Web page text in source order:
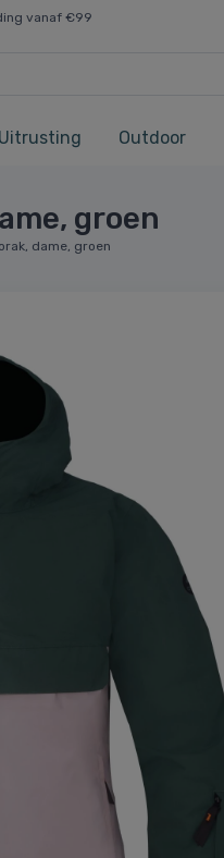
vanaf €99
Uitrusting Outdoor
groen
dame, groen